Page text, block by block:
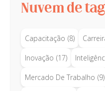
Nuvem de
Capacitação (8)
Inovação (17)
Mercado De Trabalho (9)